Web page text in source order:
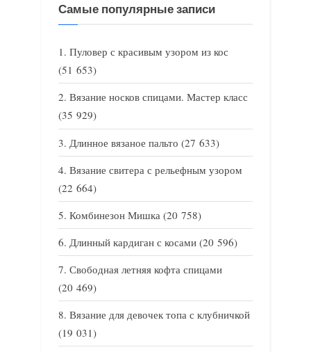
Самые популярные записи
Пуловер с красивым узором из кос
(51 653)
Вязание носков спицами. Мастер класс
(35 929)
Длинное вязаное пальто (27 633)
Вязание свитера с рельефным узором
(22 664)
Комбинезон Мишка (20 758)
Длинный кардиган с косами (20 596)
Свободная летняя кофта спицами
(20 469)
Вязание для девочек топа с клубничкой
(19 031)